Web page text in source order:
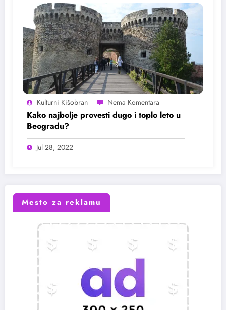
Kulturni Kišobran
Kako najbolje provesti dugo i toplo leto u
Beogradu?
Jul 28, 2022
Mesto za reklamu